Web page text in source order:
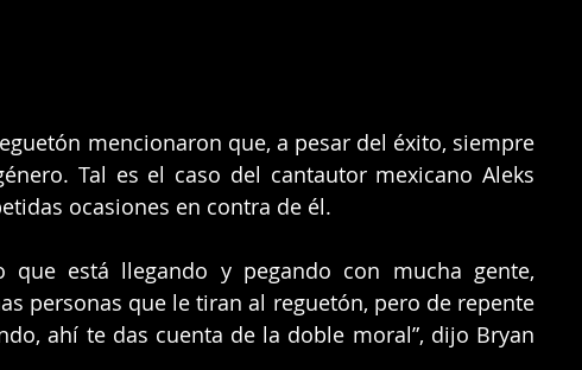
mencionaron que, a pesar del éxito, siempre
Tal es el caso del cantautor mexicano Aleks
ocasiones en contra de él.
que está llegando y pegando con mucha gente,
personas que le tiran al reguetón, pero de repente
ahí te das cuenta de la doble moral”, dijo Bryan